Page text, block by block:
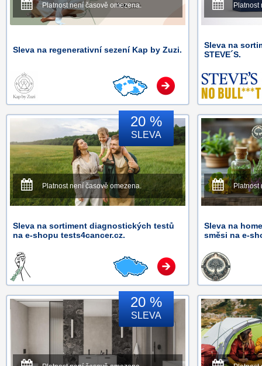
Platnost není časově omezena.
Sleva na regenerativní sezení Kap by Zuzi.
Platnost
Sleva na
STEVE´S.
20 %
SLEVA
Platnost není časově omezena.
Sleva na sortiment diagnostických testů
na e-shopu tests4cancer.cz.
Platnost
Sleva na
směsi na e-
20 %
SLEVA